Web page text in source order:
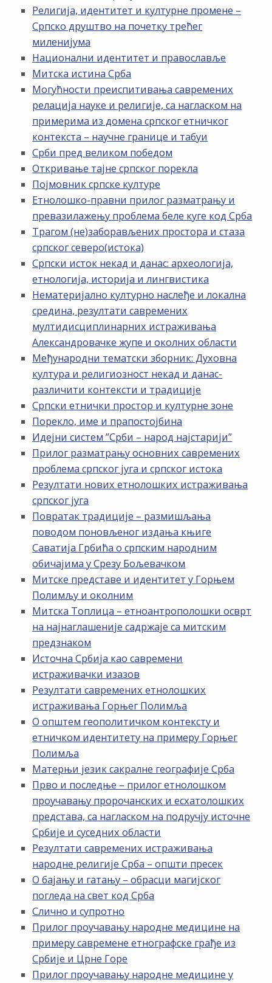
Религија, идентитет и културне промене –
Српско друштво на почетку трећег
миленијума
Национални идентитет и православље
Митска истина Срба
Могућности преиспитивања савремених
релација науке и религије, са нагласком на
примерима из домена српског етничког
контекста – научне границе и табуи
Срби пред великом победом
Откривање тајне српског порекла
Појмовник српске културе
Етнолошко-правни прилог разматрању и
превазилажењу проблема беле куге код Срба
Трагом (не)заборављених простора и стаза
српског северо(истока)
Српски исток некад и данас: археологија,
етнологија, историја и лингвистика
Нематеријално културно наслеђе и локална
средина, резултати савремених
мултидисциплинарних истраживања
Александровачке жупе и околних области
Међународни тематски зборник: Духовна
култура и религиозност некад и данас-
различити контексти и традиције
Српски етнички простор и културне зоне
Порекло, име и прапостојбина
Идејни систем ”Срби – народ најстарији”
Прилог разматрању основних савремених
проблема српског југа и српског истока
Резултати нових етнолошких истраживања
српског југа
Повратак традиције – размишљања
поводом поновљеног издања књиге
Саватија Грбића о српским народним
обичајима у Срезу Бољевачком
Митске представе и идентитет у Горњем
Полимљу и околним
Митска Топлица – етноантрополошки осврт
на најнаглашеније садржаје са митским
предзнаком
Источна Србија као савремени
истраживачки изазов
Резултати савремених етнолошких
истраживања Горњег Полимља
О општем геополитичком контексту и
етничком идентитету на примеру Горњег
Полимља
Матерњи језик сакралне географије Срба
Прво и последње – прилог етнолошком
проучавању пророчанских и есхатолошких
представа, са нагласком на подручју источне
Србије и суседних области
Резултати савремених истраживања
народне религије Срба – општи пресек
О бајању и гатању – обрасци магијског
погледа на свет код Срба
Слично и супротно
Прилог проучавању народне медицине на
примеру савремене етнографске грађе из
Србије и Црне Горе
Прилог проучавању народне медицине у